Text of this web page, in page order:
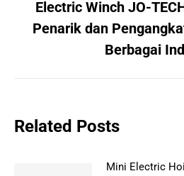
Next
post:
Electric Winch JO-
Penarik dan
Berbagai
Related Posts
Mini Electric